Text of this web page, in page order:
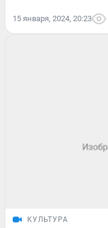
15 января, 2024, 20:23
КУЛЬТУРА